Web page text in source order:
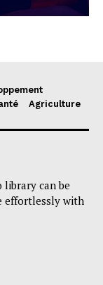
Agriculture
library can be
effortlessly with